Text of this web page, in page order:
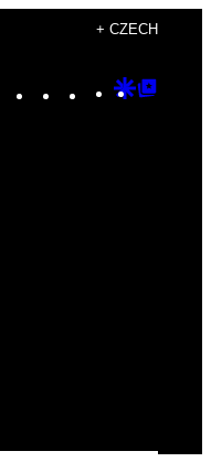
+ CZECH
Instagram
TikTok
YouTube
Google